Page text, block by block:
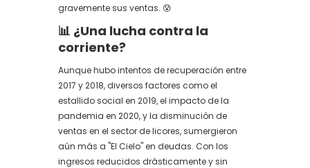
gravemente sus ventas. 😰
📊 ¿Una lucha contra la
corriente?
Aunque hubo intentos de recuperación entre
2017 y 2018, diversos factores como el
estallido social en 2019, el impacto de la
pandemia en 2020, y la disminución de
ventas en el sector de licores, sumergieron
aún más a "El Cielo" en deudas. Con los
ingresos reducidos drásticamente y sin